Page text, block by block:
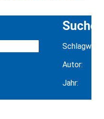
Suche
Schlagwort:
Autor:
Jahr: